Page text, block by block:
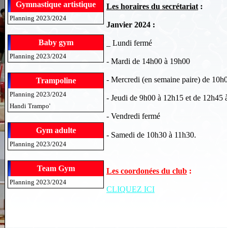
Gymnastique artistique
Planning 2023/2024
Baby gym
Planning 2023/2024
Trampoline
Planning 2023/2024
Handi Trampo'
Gym adulte
Planning 2023/2024
Team Gym
Planning 2023/2024
Les horaires du secrétariat:
Janvier 2024 :
_ Lundi fermé
- Mardi de 14h00 à 19h00
- Mercredi (en semaine paire) de
- Jeudi de 9h00 à 12h15 et de 12h45
- Vendredi fermé
- Samedi de 10h30 à 11h30.
Les coordonées du club :
CLIQUEZ ICI